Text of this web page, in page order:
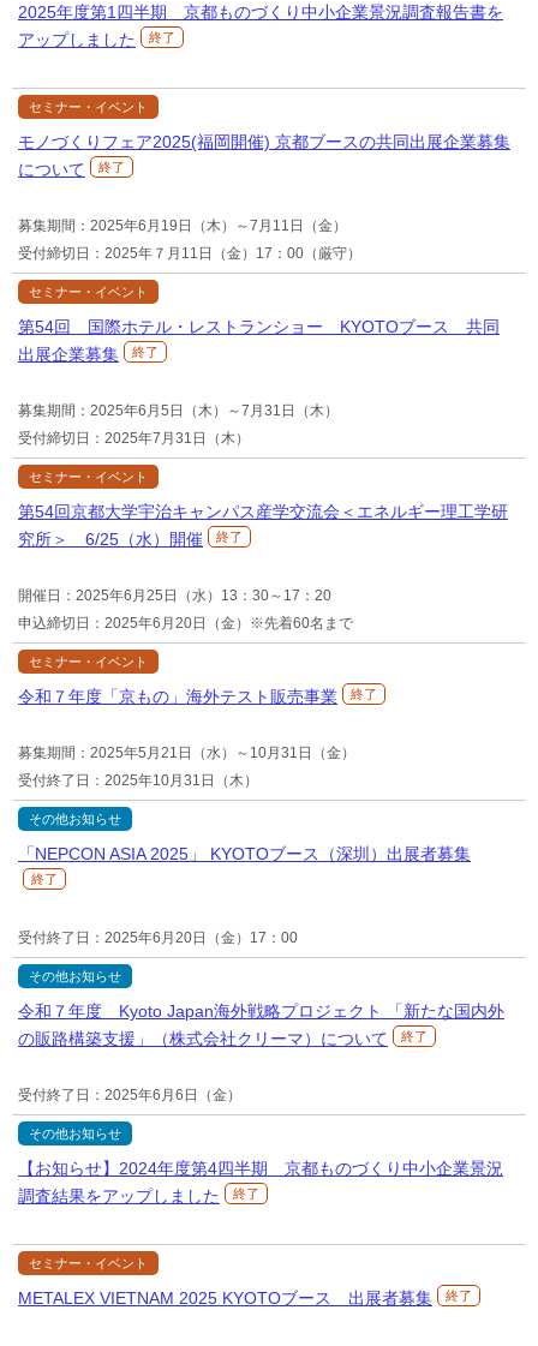
2025年度第1四半期 京都ものづくり中小企業景況調査報告書を
アップしました
終了
セミナー・イベント
モノづくりフェア2025(福岡開催) 京都ブースの共同出展企業募集
について
終了
募集期間：2025年6月19日（木）～7月11日（金）
受付締切日：2025年７月11日（金）17：00（厳守）
セミナー・イベント
第54回 国際ホテル・レストランショー KYOTOブース 共同
出展企業募集
終了
募集期間：2025年6月5日（木）～7月31日（木）
受付締切日：2025年7月31日（木）
セミナー・イベント
第54回京都大学宇治キャンパス産学交流会＜エネルギー理工学研
究所＞ 6/25（水）開催
終了
開催日：2025年6月25日（水）13：30～17：20
申込締切日：2025年6月20日（金）※先着60名まで
セミナー・イベント
令和７年度「京もの」海外テスト販売事業 終了
募集期間：2025年5月21日（水）～10月31日（金）
受付終了日：2025年10月31日（木）
その他お知らせ
「NEPCON ASIA 2025」 KYOTOブース（深圳）出展者募集
終了
受付終了日：2025年6月20日（金）17：00
その他お知らせ
令和７年度 Kyoto Japan海外戦略プロジェクト 「新たな国内外
の販路構築支援」（株式会社クリーマ）について
終了
受付終了日：2025年6月6日（金）
その他お知らせ
【お知らせ】2024年度第4四半期 京都ものづくり中小企業景況
調査結果をアップしました
終了
セミナー・イベント
METALEX VIETNAM 2025 KYOTOブース 出展者募集 終了